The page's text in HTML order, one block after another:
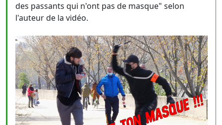
des passants qui n'ont pas de masque" selon
l'auteur de la vidéo.